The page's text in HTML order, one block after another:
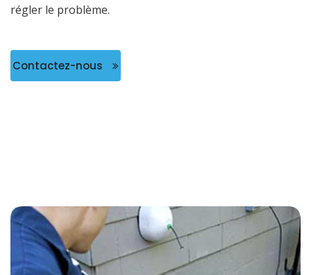
régler le problème.
Contactez-nous